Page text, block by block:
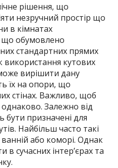
рішення, що
незручний простір що
в кімнатах
обумовлено
стандартних прямих
використання кутових
вирішити дану
їх на опори, що
стінах. Важливо, щоб
Залежно від
бути призначені для
Найбільш часто такі
або коморі. Однак
в сучасних інтер’єрах та